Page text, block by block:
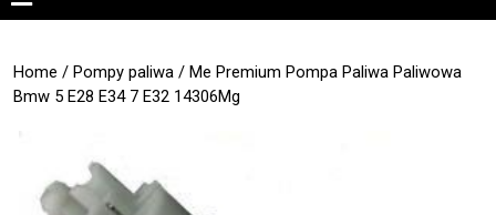
Home / Pompy paliwa / Me Premium Pompa Paliwa Paliwowa
Bmw 5 E28 E34 7 E32 14306Mg